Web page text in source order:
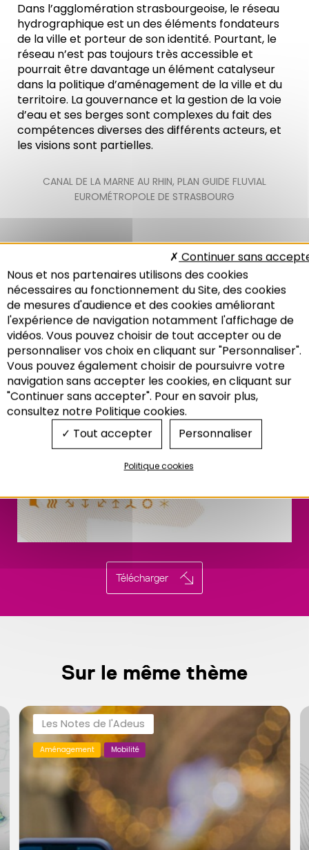
Recherche
Dans l’agglomération strasbourgeoise, le réseau
hydrographique est un des éléments fondateurs
de la ville et porteur de son identité. Pourtant, le
réseau n’est pas toujours très accessible et
pourrait être davantage un élément catalyseur
dans la politique d’aménagement de la ville et du
territoire. La gouvernance et la gestion de la voie
d’eau et ses berges sont complexes du fait des
compétences diverses des différents acteurs, et
les visions sont partielles.
CANAL DE LA MARNE AU RHIN, PLAN GUIDE FLUVIAL
EUROMÉTROPOLE DE STRASBOURG
Secteur canal de la
Marne au Rhin
Télécharger
Sur le même thème
Les Notes de l'Adeus
Aménagement Mobilité
Nous et nos partenaires utilisons des cookies
nécessaires au fonctionnement du Site, des cookies
de mesures d'audience et des cookies améliorant
l'expérience de navigation notamment l'affichage de
vidéos. Vous pouvez choisir de tout accepter ou de
personnaliser vos choix en cliquant sur "Personnaliser".
Vous pouvez également choisir de poursuivre votre
navigation sans accepter les cookies, en cliquant sur
"Continuer sans accepter". Pour en savoir plus,
consultez notre Politique cookies.
Tout accepter
Continuer sans
Personnaliser
Politique cookies